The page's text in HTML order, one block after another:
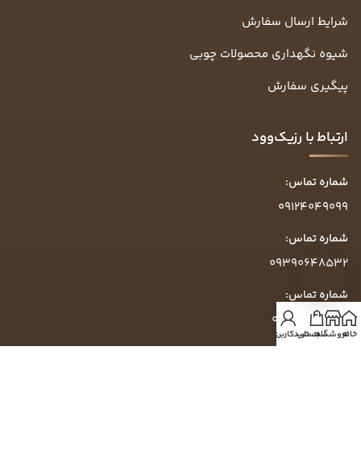
شرایط ارسال سفارش
شیوه نگهداری محصولات چوبی
پیگیری سفارش
ارتباط با رزیک‌وود
شماره تماس:
09124049099
شماره تماس:
09390648532
شماره تماس:
09304049099
ساعت پاسخگویی:
خانهفروشگاهسبد خرید
حساب کاربری من